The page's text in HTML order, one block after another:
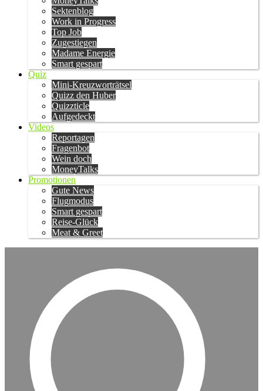
Sektenblog
Work in Progress
Top Job
Zugestiegen
Madame Energie
Smart gespart
Quiz
Mini-Kreuzworträtsel
Quizz den Huber
Quizzticle
Aufgedeckt
Videos
Reportagen
Fragenbot
Wein doch
MoneyTalks
Promotionen
Gute News
Flugmodus
Smart gespart
Reise-Glück
Meat & Greet